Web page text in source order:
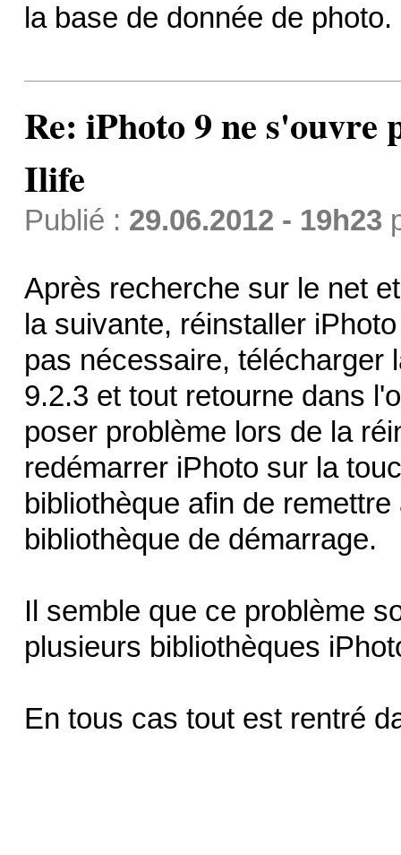
la base de donnée de photo.
Re: iPhoto 9 ne s'ouvre
Ilife
Publié : 29.06.2012 - 19h23
Après recherche sur le net
la suivante, réinstaller
pas nécessaire, télécharger
9.2.3 et tout retourne dans
poser problème lors de la
redémarrer iPhoto sur la
bibliothèque afin de
bibliothèque de démarrage.
Il semble que ce problème
plusieurs bibliothèques
En tous cas tout est rentré